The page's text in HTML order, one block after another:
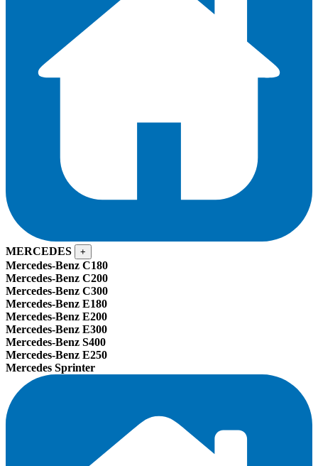
MERCEDES +
Mercedes-Benz C180
Mercedes-Benz C200
Mercedes-Benz C300
Mercedes-Benz E180
Mercedes-Benz E200
Mercedes-Benz E300
Mercedes-Benz S400
Mercedes-Benz E250
Mercedes Sprinter